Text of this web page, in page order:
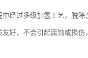
经过多级加氢工艺，脱除
好，不会引起腐蚀或损伤